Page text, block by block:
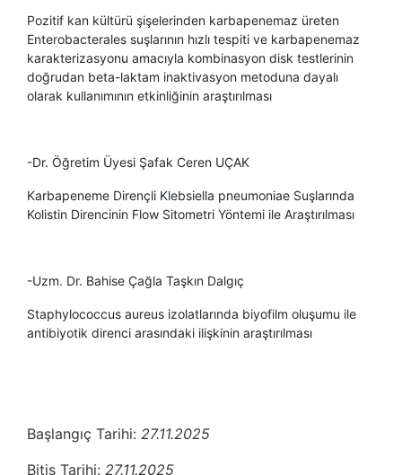
Pozitif kan kültürü şişelerinden karbapenemaz üreten
Enterobacterales suşlarının hızlı tespiti ve karbapenemaz
karakterizasyonu amacıyla kombinasyon disk testlerinin
doğrudan beta-laktam inaktivasyon metoduna dayalı
olarak kullanımının etkinliğinin araştırılması
-Dr. Öğretim Üyesi Şafak Ceren UÇAK
Karbapeneme Dirençli Klebsiella pneumoniae Suşlarında
Kolistin Direncinin Flow Sitometri Yöntemi ile Araştırılması
-Uzm. Dr. Bahise Çağla Taşkın Dalgıç
Staphylococcus aureus izolatlarında biyofilm oluşumu ile
antibiyotik direnci arasındaki ilişkinin araştırılması
Başlangıç Tarihi: 27.11.2025
Bitiş Tarihi: 27.11.2025